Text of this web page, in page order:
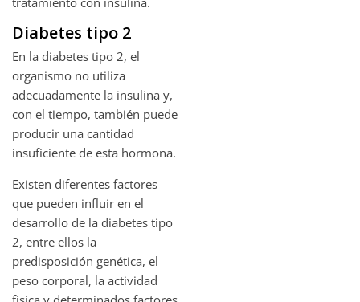
Diabetes tipo 2
En la diabetes tipo 2, el
organismo no utiliza
adecuadamente la insulina y,
con el tiempo, también puede
producir una cantidad
insuficiente de esta hormona.
Existen diferentes factores
que pueden influir en el
desarrollo de la diabetes tipo
2, entre ellos la
predisposición genética, el
peso corporal, la actividad